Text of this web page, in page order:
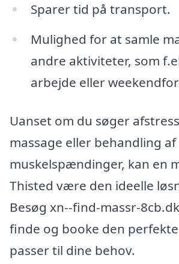
Sparer tid på transport.
Mulighed for at samle
andre aktiviteter, som
arbejde eller
Uanset om du søger
massage eller behandling af
muskelspændinger, kan en
Thisted være den ideelle
Besøg xn--find-massr-
finde og booke den
passer til dine behov.